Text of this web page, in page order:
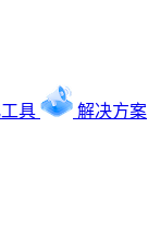
具 解决方案